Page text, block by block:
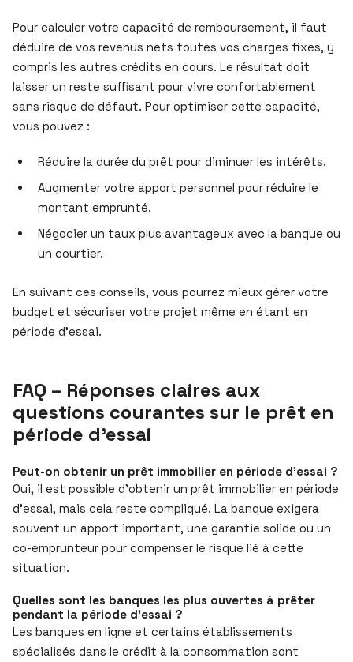
Pour calculer votre capacité de remboursement, il faut
déduire de vos revenus nets toutes vos charges fixes, y
compris les autres crédits en cours. Le résultat doit
laisser un reste suffisant pour vivre confortablement
sans risque de défaut. Pour optimiser cette capacité,
vous pouvez :
Réduire la durée du prêt pour diminuer les intérêts.
Augmenter votre apport personnel pour réduire le
montant emprunté.
Négocier un taux plus avantageux avec la banque ou
un courtier.
En suivant ces conseils, vous pourrez mieux gérer votre
budget et sécuriser votre projet même en étant en
période d’essai.
FAQ – Réponses claires aux
questions courantes sur le prêt en
période d’essai
Peut-on obtenir un prêt immobilier en période d’essai ?
Oui, il est possible d’obtenir un prêt immobilier en période
d’essai, mais cela reste compliqué. La banque exigera
souvent un apport important, une garantie solide ou un
co-emprunteur pour compenser le risque lié à cette
situation.
Quelles sont les banques les plus ouvertes à prêter
pendant la période d’essai ?
Les banques en ligne et certains établissements
spécialisés dans le crédit à la consommation sont